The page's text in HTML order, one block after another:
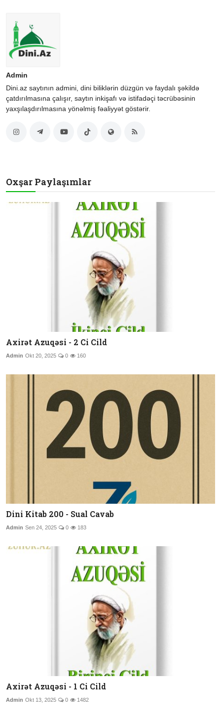
Admin
Dini.az saytının admini, dini biliklərin düzgün və faydalı şəkildə
çatdırılmasına çalışır, saytın inkişafı və istifadəçi təcrübəsinin
yaxşılaşdırılmasına yönəlmiş fəaliyyət göstərir.
Oxşar Paylaşımlar
Axirət Azuqəsi - 2 Ci Cild
Admin Okt 20, 2025 0 160
Dini Kitab 200 - Sual Cavab
Admin Sen 24, 2025 0 183
Axirət Azuqəsi - 1 Ci Cild
Admin Okt 13, 2025 0 1482